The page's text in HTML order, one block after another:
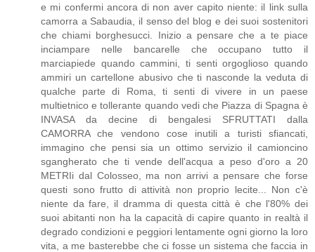
e mi confermi ancora di non aver capito niente: il link sulla
camorra a Sabaudia, il senso del blog e dei suoi sostenitori
che chiami borghesucci. Inizio a pensare che a te piace
inciampare nelle bancarelle che occupano tutto il
marciapiede quando cammini, ti senti orgoglioso quando
ammiri un cartellone abusivo che ti nasconde la veduta di
qualche parte di Roma, ti senti di vivere in un paese
multietnico e tollerante quando vedi che Piazza di Spagna è
INVASA da decine di bengalesi SFRUTTATI dalla
CAMORRA che vendono cose inutili a turisti sfiancati,
immagino che pensi sia un ottimo servizio il camioncino
sgangherato che ti vende dell'acqua a peso d'oro a 20
METRIi dal Colosseo, ma non arrivi a pensare che forse
questi sono frutto di attività non proprio lecite... Non c'è
niente da fare, il dramma di questa città è che l'80% dei
suoi abitanti non ha la capacità di capire quanto in realtà il
degrado condizioni e peggiori lentamente ogni giorno la loro
vita, a me basterebbe che ci fosse un sistema che faccia in